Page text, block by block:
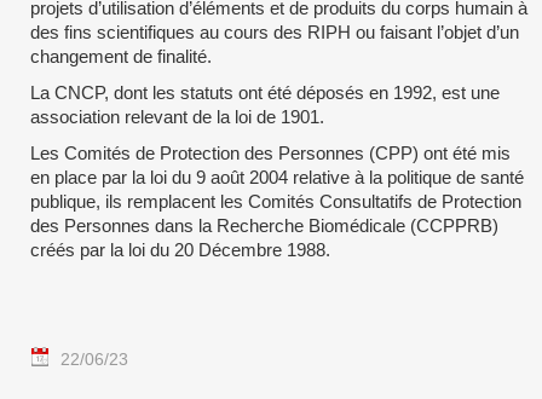
projets d’utilisation d’éléments et de produits du corps humain à
des fins scientifiques au cours des RIPH ou faisant l’objet d’un
changement de finalité.
La CNCP, dont les statuts ont été déposés en 1992, est une
association relevant de la loi de 1901.
Les Comités de Protection des Personnes (CPP) ont été mis
en place par la loi du 9 août 2004 relative à la politique de santé
publique, ils remplacent les Comités Consultatifs de Protection
des Personnes dans la Recherche Biomédicale (CCPPRB)
créés par la loi du 20 Décembre 1988.
22/06/23